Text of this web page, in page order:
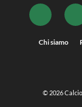
Chi siamo
© 2026